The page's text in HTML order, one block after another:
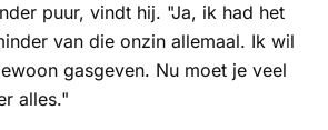
puur, vindt hij. "Ja, ik had het
van die onzin allemaal. Ik wil
gasgeven. Nu moet je veel
alles."